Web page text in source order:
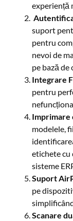
experiență
suport
pentru
nevoi de
pe bază de
Integrare
pentru
Imprimare
modelele,
etichete cu
sisteme
Suport
pe
Scanare